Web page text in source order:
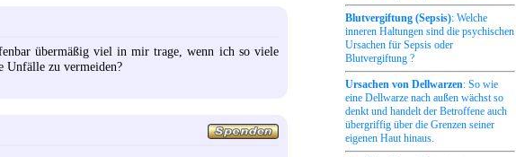
übermäßig viel in mir trage, wenn ich so viele
Unfälle zu vermeiden?
Blutvergiftung (Sepsis): Welche
inneren Haltungen sind die psychischen
Ursachen für Sepsis oder
Blutvergiftung ?
Ursachen von Dellwarzen: So wie
eine Dellwarze nach außen wächst so
denkt und handelt der Betroffene auch
übergriffig über die Grenzen seiner
eigenen Haut hinaus.